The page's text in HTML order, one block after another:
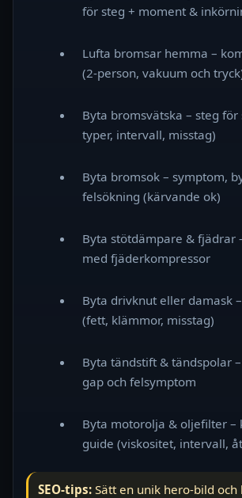
för steg + moment &
Lufta bromsar hemma –
(2‑person, vakuum och
Byta bromsvätska – steg för
typer, intervall, misstag)
Byta bromsok – symptom,
felsökning (kärvande ok)
Byta stötdämpare & fjädrar
med fjäderkompressor
Byta drivknut eller damask
(fett, klämmor, misstag)
Byta tändstift & tändspolar
gap och felsymptom
Byta motorolja & oljefilter –
guide (viskositet, intervall,
SEO-tips: Sätt en unik hero-bild